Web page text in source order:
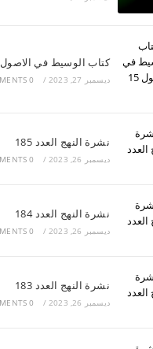
كتاب الوسيط في الاصول 15 جزء
ديسمبر 27, 2023 /
0 COMMENTS
نشرة النهج العدد 185
ديسمبر 26, 2023 /
0 COMMENTS
نشرة النهج العدد 184
ديسمبر 26, 2023 /
0 COMMENTS
نشرة النهج العدد 183
ديسمبر 26, 2023 /
0 COMMENTS